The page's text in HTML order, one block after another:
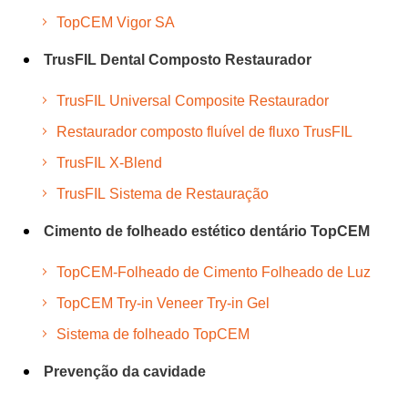
TopCEM Vigor SA
TrusFIL Dental Composto Restaurador
TrusFIL Universal Composite Restaurador
Restaurador composto fluível de fluxo TrusFIL
TrusFIL X-Blend
TrusFIL Sistema de Restauração
Cimento de folheado estético dentário TopCEM
TopCEM-Folheado de Cimento Folheado de Luz
TopCEM Try-in Veneer Try-in Gel
Sistema de folheado TopCEM
Prevenção da cavidade